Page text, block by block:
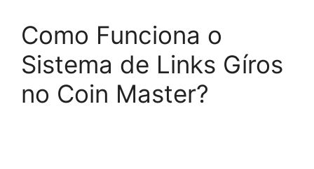
Como Funciona o
Sistema de Links Gíros
no Coin Master?